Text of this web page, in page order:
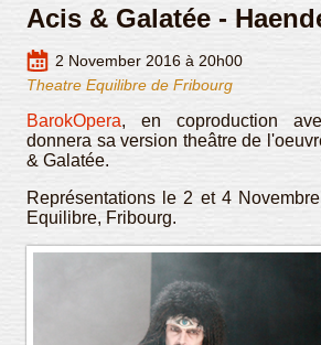
Acis & Galatée -
2 November 2016 à 20h00
Theatre Equilibre de Fribourg
BarokOpera, en coproduction
donnera sa version theâtre de
& Galatée.
Représentations le 2 et 4
Equilibre, Fribourg.